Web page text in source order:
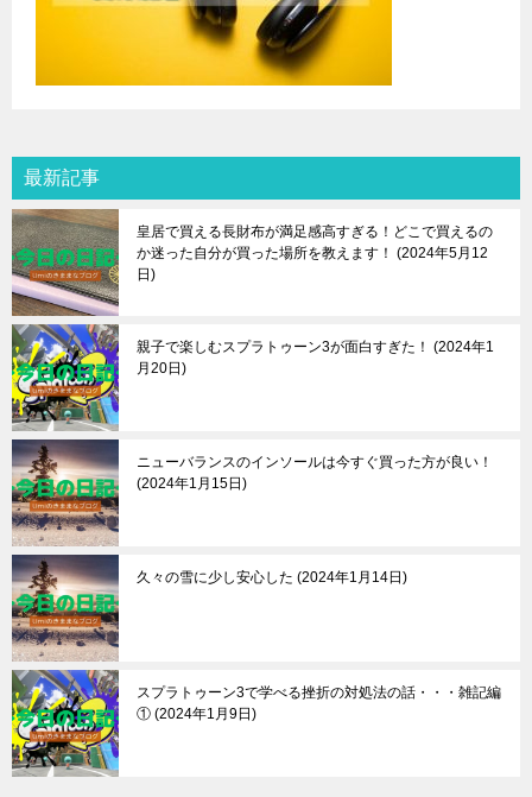
最新記事
皇居で買える長財布が満足感高すぎる！どこで買えるの
か迷った自分が買った場所を教えます！
2024年5月12
日
親子で楽しむスプラトゥーン3が面白すぎた！
2024年1
月20日
ニューバランスのインソールは今すぐ買った方が良い！
2024年1月15日
久々の雪に少し安心した 2024年1月14日
スプラトゥーン3で学べる挫折の対処法の話・・・雑記編
① 2024年1月9日